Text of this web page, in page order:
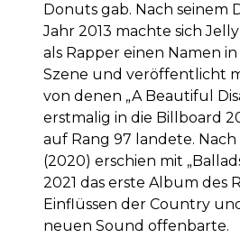
Donuts gab. Nach seinem
Jahr 2013 machte sich
als Rapper einen Namen
Szene und veröffentlicht
von denen „A Beautiful
erstmalig in die Billboard
auf Rang 97 landete. Nach
(2020) erschien mit
2021 das erste Album des
Einflüssen der Country
neuen Sound offenbarte.